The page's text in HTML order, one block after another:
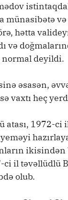
münasibətə
hətta
və
deyildi.
əsasən,
vaxtı heç
atası, 1972-
yeməyi
ci il təvəllüdlü
olub.